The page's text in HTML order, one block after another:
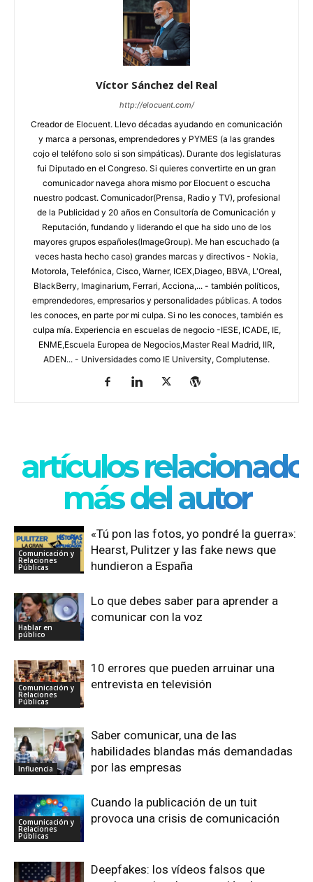
Víctor Sánchez del Real
http://elocuent.com/
Creador de Elocuent. Llevo décadas ayudando en comunicación
y marca a personas, emprendedores y PYMES (a las grandes
cojo el teléfono solo si son simpáticas). Durante dos legislaturas
fui Diputado en el Congreso. Si quieres convertirte en un gran
comunicador navega ahora mismo por Elocuent o escucha
nuestro podcast. Comunicador(Prensa, Radio y TV), profesional
de la Publicidad y 20 años en Consultoría de Comunicación y
Reputación, fundando y liderando el que ha sido uno de los
mayores grupos españoles(ImageGroup). Me han escuchado (a
veces hasta hecho caso) grandes marcas y directivos - Nokia,
Motorola, Telefónica, Cisco, Warner, ICEX,Diageo, BBVA, L'Oreal,
BlackBerry, Imaginarium, Ferrari, Acciona,... - también políticos,
emprendedores, empresarios y personalidades públicas. A todos
les conoces, en parte por mi culpa. Si no les conoces, también es
culpa mía. Experiencia en escuelas de negocio -IESE, ICADE, IE,
ENME,Escuela Europea de Negocios,Master Real Madrid, IIR,
ADEN... - Universidades como IE University, Complutense.
artículos
más del autor
Comunicación y
Relaciones
Públicas
«Tú pon las fotos, yo pondré la guerra»:
Hearst, Pulitzer y las fake news que
hundieron a España
Hablar en
público
Lo que debes saber para aprender a
comunicar con la voz
Comunicación y
Relaciones
Públicas
10 errores que pueden arruinar una
entrevista en televisión
Influencia
Saber comunicar, una de las
habilidades blandas más demandadas
por las empresas
Comunicación y
Relaciones
Públicas
Cuando la publicación de un tuit
provoca una crisis de comunicación
Deepfakes: los vídeos falsos que